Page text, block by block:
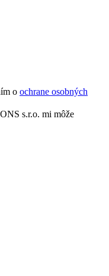
o ochrane osobných
s.r.o. mi môže